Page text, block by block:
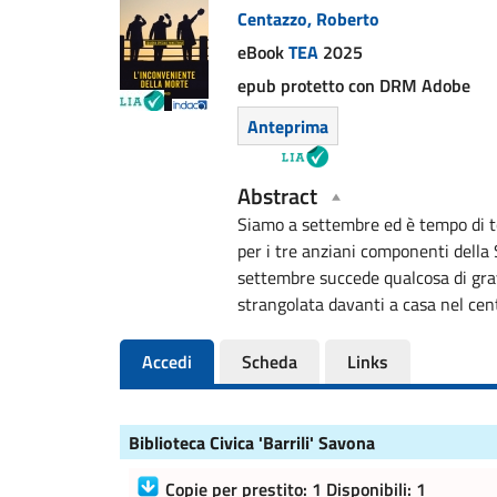
del
documento
Centazzo, Roberto
eBookTEA 2025
epub protetto con DRM Adobe
Anteprima
Abstract
Siamo a settembre ed è tempo
per i tre anziani componenti
settembre succede qualcosa di
strangolata davanti a casa nel
Accedi Scheda Links
Biblioteca Civica 'Barrili' Savona
Copie per prestito: 1 Disponibili: 1